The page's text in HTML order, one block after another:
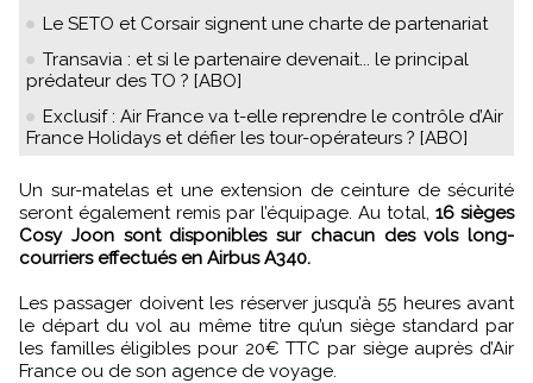
Le SETO et Corsair signent une charte de partenariat
Transavia : et si le partenaire devenait... le principal
prédateur des TO ? [ABO]
Exclusif : Air France va t-elle reprendre le contrôle d’Air
France Holidays et défier les tour-opérateurs ? [ABO]
Un sur-matelas et une extension de ceinture de sécurité
seront également remis par l’équipage. Au total, 16 sièges
Cosy Joon sont disponibles sur chacun des vols long-
courriers effectués en Airbus A340.
Les passager doivent les réserver jusqu’à 55 heures avant
le départ du vol au même titre qu’un siège standard par
les familles éligibles pour 20€ TTC par siège auprès d’Air
France ou de son agence de voyage.